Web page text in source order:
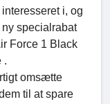
i, og
ny specialrabat
Force 1 Black
.
omsætte
til at spare